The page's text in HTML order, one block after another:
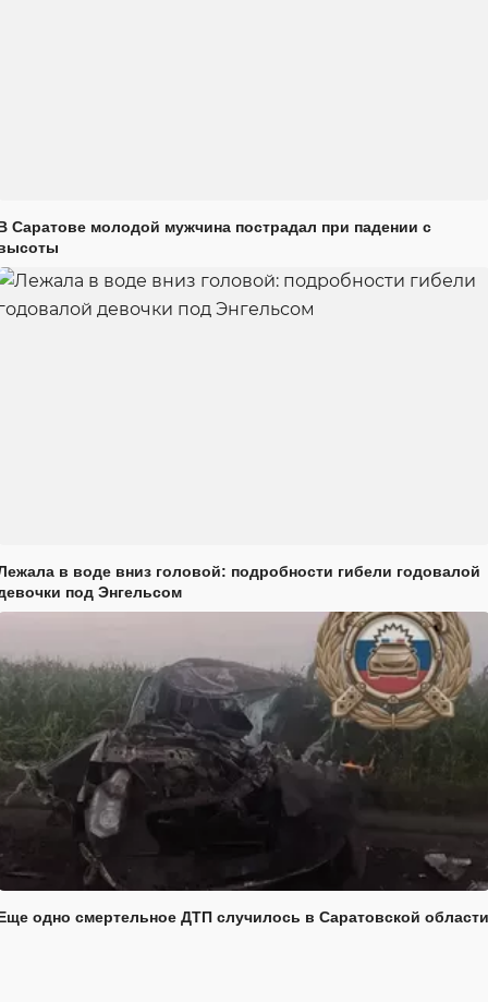
Саратове молодой мужчина пострадал при падении с
в воде вниз головой: подробности гибели годовалой
под Энгельсом
одно смертельное ДТП случилось в Саратовской области